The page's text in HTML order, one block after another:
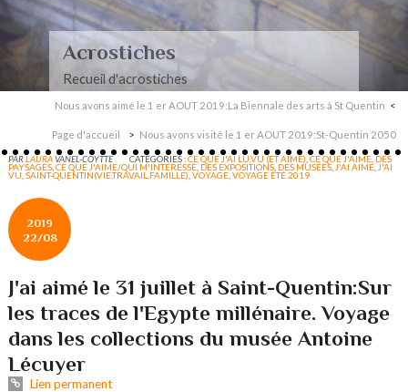
Acrostiches
Recueil d'acrostiches
Nous avons aimé le 1 er AOUT 2019:La Biennale des arts à St Quentin
Page d'accueil Nous avons visité le 1 er AOUT 2019:St-Quentin 2050
PARLAURAVANEL-COYTTE CATÉGORIES :CE QUE J'AI LU,VU (ET AIMÉ) ,CE QUE J'AIME. DES
PAYSAGES ,CE QUE J'AIME/QUI M'INTERESSE DES EXPOSITIONS DES MUSÉES J'AI AIMÉ J'AI
VU ,SAINT-QUENTIN(VIE,TRAVAIL,FAMILLE) ,VOYAGE ,VOYAGE ÉTÉ 2019
2019
22/08
J'ai aimé le 31 juillet à Saint-Quentin:Sur
les traces de l'Egypte millénaire. Voyage
dans les collections du musée Antoine
Lécuyer
Lien permanent